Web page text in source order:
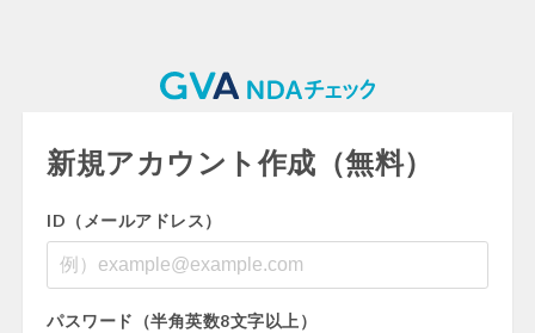
新規アカウント作成（無料）
ID（メールアドレス）
パスワード（半角英数8文字以上）